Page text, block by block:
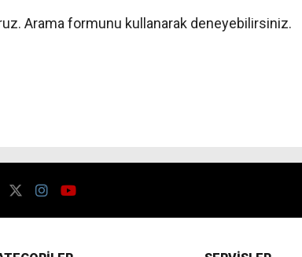
Arama formunu kullanarak deneyebilirsiniz.